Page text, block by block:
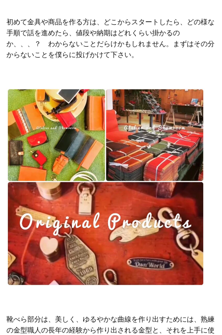
初めて金具や商品を作る方は、どこからスタートしたら、どの様な
手順で話を進めたら、値段や納期はどれくらい掛かるの
か、、、？ わからないことだらけかもしれません。まずはその分
からないことを僕らに投げかけて下さい。
靴べら部分は、美しく、ゆるやかな曲線を作り出すためには、熟練
の金型職人の長年の経験から作り出される金型と、それを上手に使